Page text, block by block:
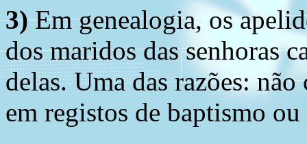
3)Em genealogia, os
dos maridos das senhoras
delas. Uma das razões:
em registos de baptismo